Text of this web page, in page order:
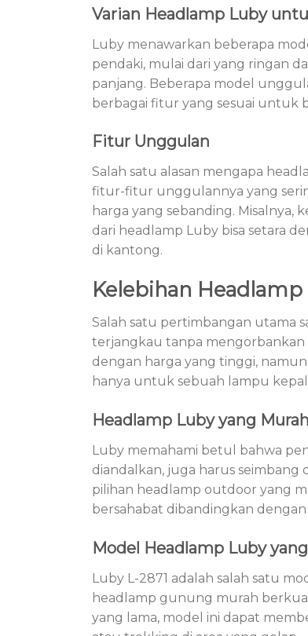
Varian Headlamp Luby
Luby menawarkan beberapa
pendaki, mulai dari yang ringan
panjang. Beberapa model
berbagai fitur yang sesuai untuk
Fitur Unggulan
Salah satu alasan mengapa
fitur-fitur unggulannya yang
harga yang sebanding.
dari headlamp Luby bisa setara
di kantong.
Kelebihan
Salah satu pertimbangan utama
terjangkau tanpa mengorbankan
dengan harga yang tinggi,
hanya untuk sebuah lampu
Headlamp Luby yang
Luby memahami betul bahwa
diandalkan, juga harus
pilihan headlamp outdoor yang
bersahabat dibandingkan
Model Headlamp Luby
Luby L-2871 adalah salah satu
headlamp gunung murah
yang lama, model ini dapat